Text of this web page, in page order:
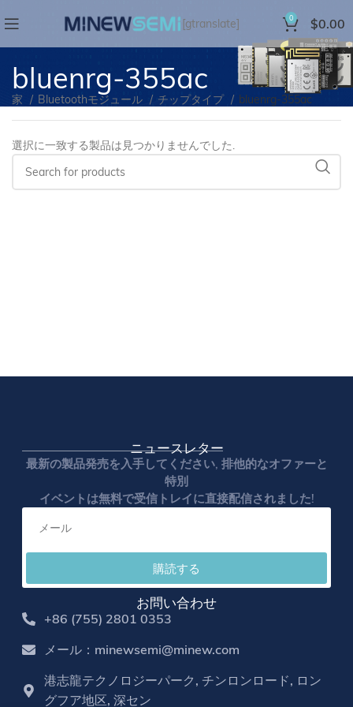
[gtranslate] 0 $0.00
bluenrg-355ac
家 Bluetoothモジュール チップタイプ bluenrg-355ac
選択に一致する製品は見つかりませんでした.
ニュースレター
最新の製品発売を入手してください, 排他的なオファーと
特別
イベントは無料で受信トレイに直接配信されました!
購読する
お問い合わせ
+86 (755) 2801 0353
メール：minewsemi@minew.com
港志龍テクノロジーパーク, チンロンロード, ロン
グフア地区, 深セン